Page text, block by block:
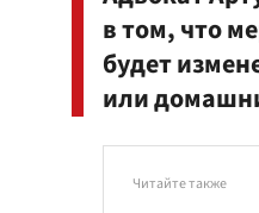
в том, что
будет
или
Читайте также